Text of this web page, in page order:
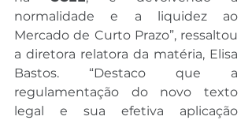
normalidade e a liquidez ao
Mercado de Curto Prazo”, ressaltou
a diretora relatora da matéria, Elisa
Bastos. “Destaco que a
regulamentação do novo texto
legal e sua efetiva aplicação